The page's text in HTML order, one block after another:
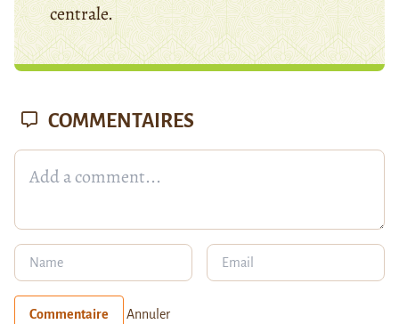
centrale.
COMMENTAIRES
Commentaire Annuler